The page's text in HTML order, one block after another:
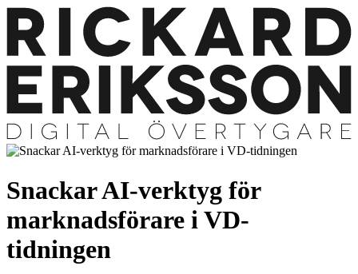
Snackar AI-verktyg för
marknadsförare i VD-
tidningen